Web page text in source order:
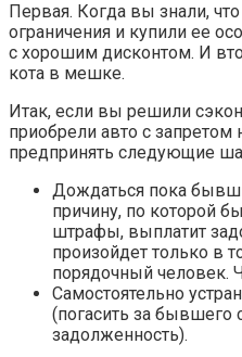
Первая. Когда вы знали,
ограничения и купили ее
с хорошим дисконтом. И
кота в мешке.
Итак, если вы решили
приобрели авто с
предпринять следующие
Дождаться пока
причину, по которой
штрафы, выплатит
произойдет только в
порядочный человек.
Самостоятельно
(погасить за
задолженность).